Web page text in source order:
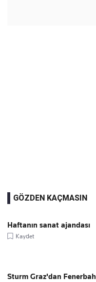
GÖZDEN KAÇMASIN
Haftanın sanat ajandası
Kaydet
Sturm Graz'dan